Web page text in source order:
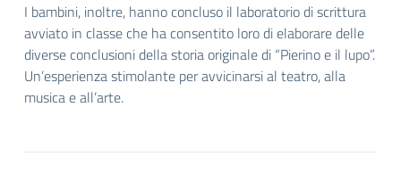
I bambini, inoltre, hanno concluso il laboratorio di scrittura
avviato in classe che ha consentito loro di elaborare delle
diverse conclusioni della storia originale di “Pierino e il lupo”.
Un’esperienza stimolante per avvicinarsi al teatro, alla
musica e all’arte.